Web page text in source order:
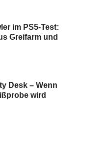
im PS5-Test:
Greifarm und
Desk – Wenn
wird